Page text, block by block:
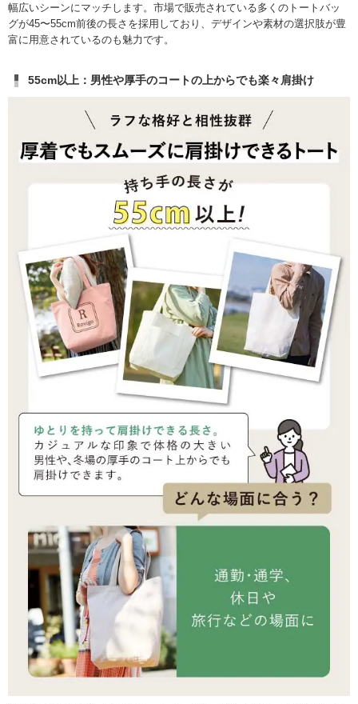
幅広いシーンにマッチします。市場で販売されている多くのトートバッ
グが45〜55cm前後の長さを採用しており、デザインや素材の選択肢が豊
富に用意されているのも魅力です。
55cm以上：男性や厚手のコートの上からでも楽々肩掛け